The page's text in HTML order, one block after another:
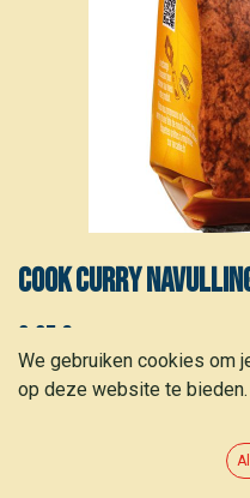
COOK Curry
2,25 €
TOEVOEGEN
We gebruiken cookies om
op deze website te bieden.